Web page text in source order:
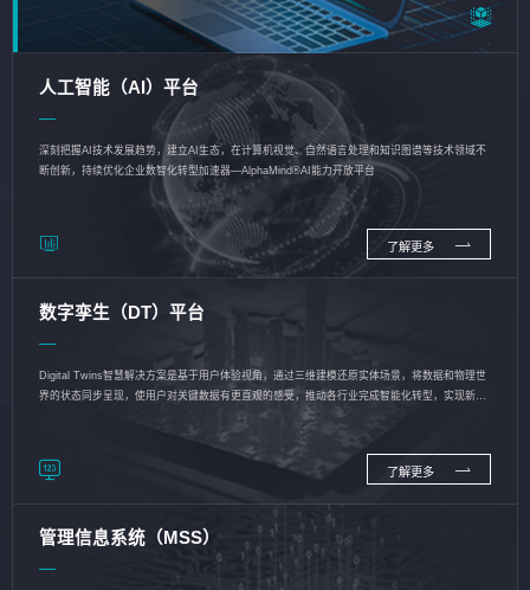
人工智能（AI）平台
深刻把握AI技术发展趋势，建立AI生态，在计算机视觉、自然语言处理和知识图谱等技术领域不
断创新，持续优化企业数智化转型加速器—AlphaMind®AI能力开放平台
了解更多
数字孪生（DT）平台
Digital Twins智慧解决方案是基于用户体验视角，通过三维建模还原实体场景，将数据和物理世
界的状态同步呈现，使用户对关键数据有更直观的感受，推动各行业完成智能化转型，实现新旧
了解更多
管理信息系统（MSS）